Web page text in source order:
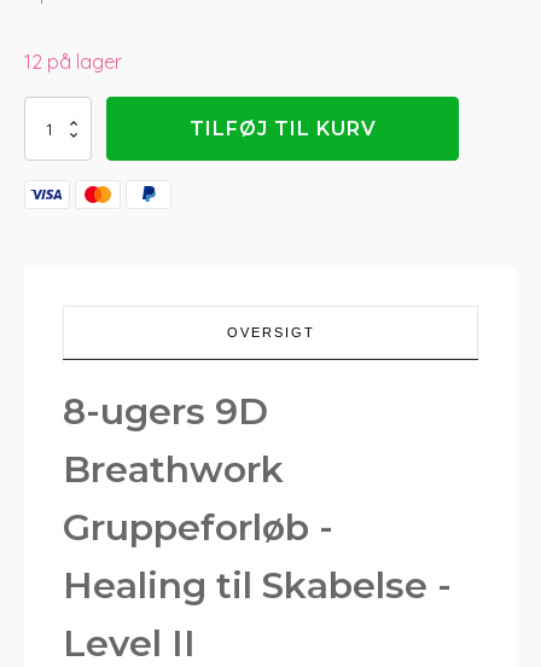
12 på lager
Ugers
9D
Breathwork
TILFØJ TIL KURV
OVERSIGT
8-ugers 9D
Breathwork
Gruppeforløb -
Healing til Skabelse -
Level II